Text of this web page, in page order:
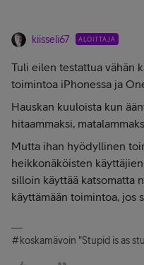
kiisseli67 ALOITTAJA
Tuli eilen testattua vähän
toimintoa iPhonessa ja
Hauskan kuuloista kun
hitaammaksi,
Mutta ihan hyödyllinen
heikkonäköisten
silloin käyttää katsomatta
käyttämään toimintoa, jos
#koskamävoin "Stupid is as